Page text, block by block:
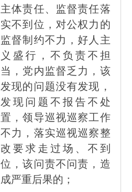
主体责任、监督责任落
实不到位，对公权力的
监督制约不力，好人主
义盛行，不负责不担
当，党内监督乏力，该
发现的问题没有发现，
发现问题不报告不处
置，领导巡视巡察工作
不力，落实巡视巡察整
改要求走过场、不到
位，该问责不问责，造
成严重后果的；